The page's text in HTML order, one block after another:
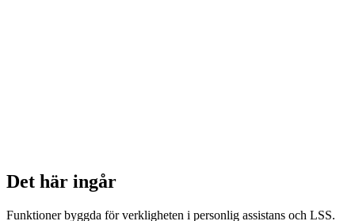
Det här ingår
Funktioner byggda för verkligheten i personlig assistans och LSS.